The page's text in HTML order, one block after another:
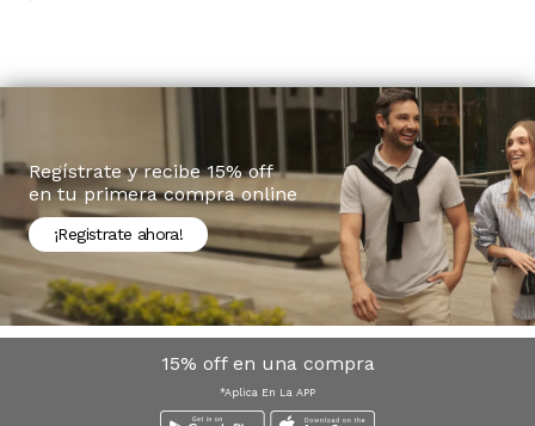
Regístrate y recibe 15% off
en tu primera compra online
¡Registrate ahora!
15% off en una compra
*Aplica En La APP